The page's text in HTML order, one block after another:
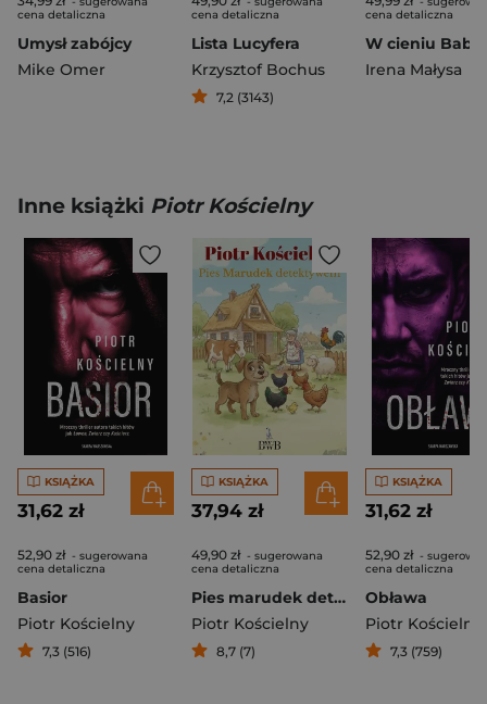
cena detaliczna
Umysł zabójcy
Mike Omer
cena detaliczna
Lista Lucyfera
Krzysztof Bochus
7,2 (3143)
cena detaliczna
Irena Małysa
Inne książki Piotr Kościelny
KSIĄŻKA
31,62 zł
52,90 zł - sugerowana
cena detaliczna
Basior
Piotr Kościelny
7,3 (516)
KSIĄŻKA
37,94 zł
49,90 zł - sugerowana
cena detaliczna
Pies marudek detektywem
Piotr Kościelny
8,7 (7)
KSIĄŻKA
31,62 zł
52,90 zł -
cena detaliczna
Obława
Piotr Kościelny
7,3 (759)